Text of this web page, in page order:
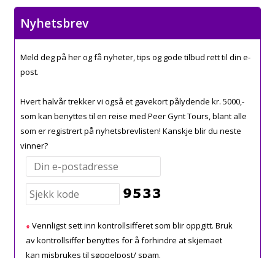
Nyhetsbrev
Meld deg på her og få nyheter, tips og gode tilbud rett til din e-
post.
Hvert halvår trekker vi også et gavekort pålydende kr. 5000,-
som kan benyttes til en reise med Peer Gynt Tours, blant alle
som er registrert på nyhetsbrevlisten! Kanskje blir du neste
vinner?
Vennligst sett inn kontrollsifferet som blir oppgitt. Bruk
av kontrollsiffer benyttes for å forhindre at skjemaet
kan misbrukes til søppelpost/ spam.